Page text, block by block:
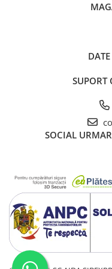
SUPORT
SOCIAL